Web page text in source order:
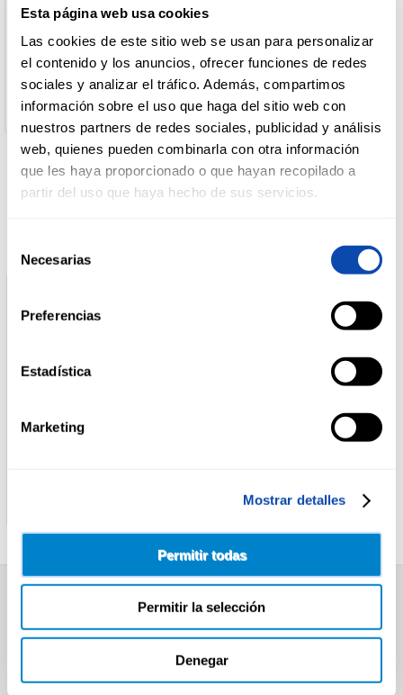
Esta página web usa cookies
Las cookies de este sitio web se usan para personalizar
el contenido y los anuncios, ofrecer funciones de redes
sociales y analizar el tráfico. Además, compartimos
información sobre el uso que haga del sitio web con
nuestros partners de redes sociales, publicidad y análisis
web, quienes pueden combinarla con otra información
que les haya proporcionado o que hayan recopilado a
partir del uso que haya hecho de sus servicios.
Necesarias
Preferencias
Estadística
Marketing
Mostrar detalles
Permitir todas
Permitir la selección
Denegar
DROGUERÍA
PERFUMERÍA
Nombre de Operador:
Desarrollo De Marcas
Dirección del Operador:
C/Braç de la Creu, Parcela I, 2-8 46520 Puerto de Sagunto
Valencia España
Peso escurrido:
250 gr
Productos relacionados
2U 225G
Alimentación